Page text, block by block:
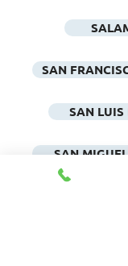
SAN
SAN LUIS
SAN